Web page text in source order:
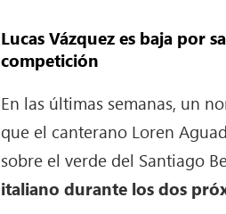
Lucas Vázquez es baja por
competición
En las últimas semanas, un
que el canterano Loren
sobre el verde del Santiago
italiano durante los dos